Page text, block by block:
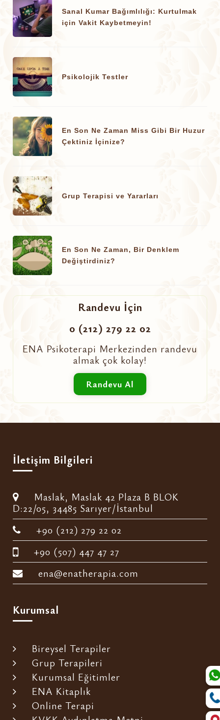
Sanal Kumar Bağımlılığı: Kurtulmak
için Vakit Kaybetmeyin!
Psikolojik Testler
En Son Ne Zaman Miss Gibi Bir Huzur
Çektiniz İçinize?
Grup Terapisi ve Yararları
En Son Ne Zaman, Bir Denklem
Değiştirdiniz?
Randevu İçin
0 (212) 279 22 02
ENA Psikoterapi Merkezinden randevu
almak çok kolay!
Randevu Al
İletişim Bilgileri
Maslak, Maslak 42 Plaza B BLOK
D:22/05, 34485 Sarıyer/İstanbul
+90 (212) 279 22 02
+90 (507) 447 47 27
ena@enatherapia.com
Kurumsal
Bireysel Terapiler
Grup Terapileri
Kurumsal Eğitimler
ENA Kitaplık
Online Terapi